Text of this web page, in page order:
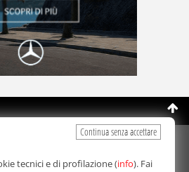
2003-2026
- P.IVA 07064240828
Continua senza accettare
tecnici e di profilazione (info). Fai